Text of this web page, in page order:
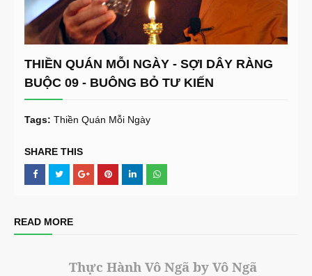
THIỀN QUÁN MỖI NGÀY - SỢI DÂY RÀNG
BUỘC 09 - BUÔNG BỎ TƯ KIẾN
Tags: Thiền Quán Mỗi Ngày
SHARE THIS
READ MORE
Thực Hành Vô Ngã by Vô Ngã